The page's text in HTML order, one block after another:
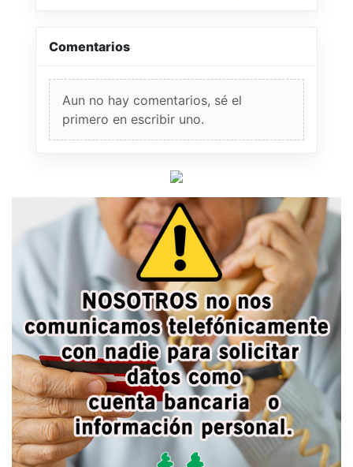
Comentarios
Aun no hay comentarios, sé el
primero en escribir uno.